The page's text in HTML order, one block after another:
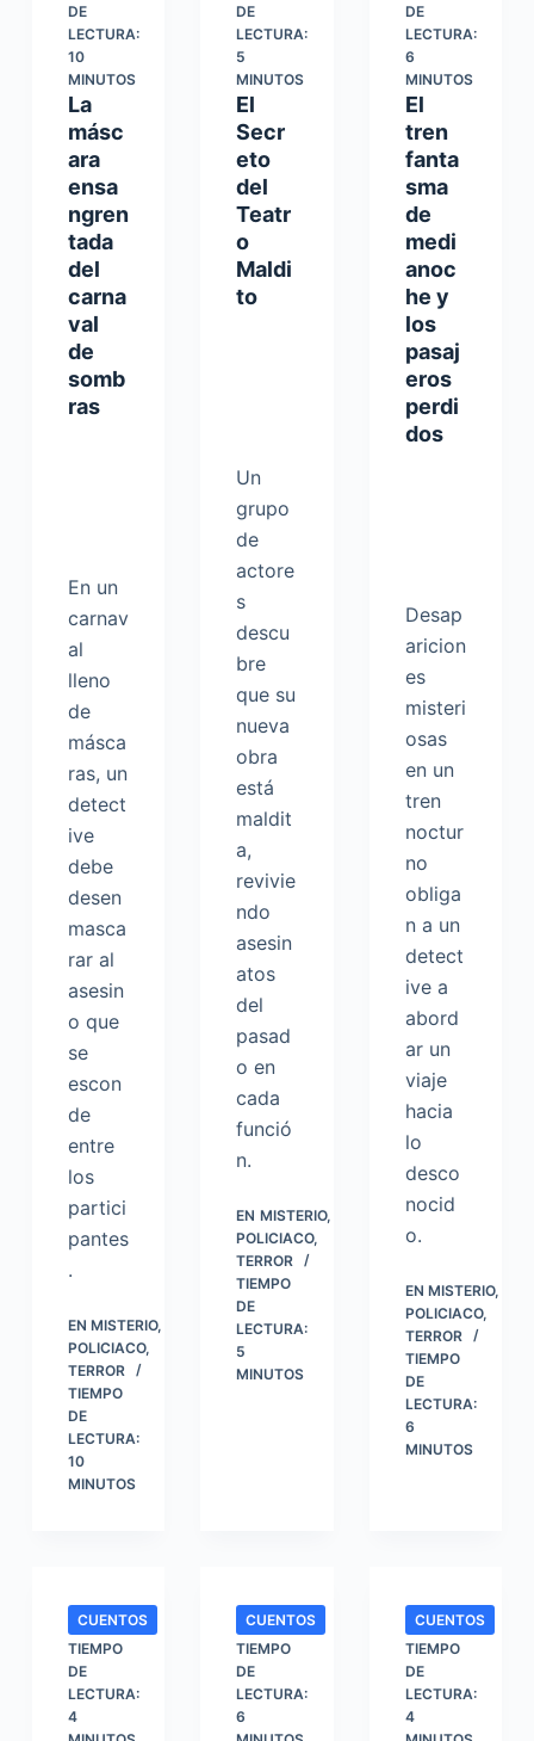
DE
LECTURA:
10
MINUTOS
La
másc
ara
ensa
ngren
tada
del
carna
val
de
somb
ras
En un
carnav
al
lleno
de
másca
ras, un
detect
ive
debe
desen
masca
rar al
asesin
o que
se
escon
de
entre
los
partici
pantes
.
EN MISTERIO,
POLICIACO,
TERROR
TIEMPO
DE
LECTURA:
10
MINUTOS
DE
LECTURA:
5
MINUTOS
El
Secr
eto
del
Teatr
o
Maldi
to
Un
grupo
de
actore
s
descu
bre
que su
nueva
obra
está
maldit
a,
revivie
ndo
asesin
atos
del
pasad
o en
cada
funció
n.
EN MISTERIO,
POLICIACO,
TERROR
TIEMPO
DE
LECTURA:
5
MINUTOS
DE
LECTURA:
6
MINUTOS
El
tren
fanta
sma
de
medi
anoc
he y
los
pasaj
eros
perdi
dos
Desap
aricion
es
misteri
osas
en un
tren
noctur
no
obliga
n a un
detect
ive a
abord
ar un
viaje
hacia
lo
desco
nocid
o.
EN MISTERIO,
POLICIACO,
TERROR
TIEMPO
DE
LECTURA:
6
MINUTOS
CUENTOS
TIEMPO
DE
LECTURA:
4
CUENTOS
TIEMPO
DE
LECTURA:
6
CUENTOS
TIEMPO
DE
LECTURA:
4